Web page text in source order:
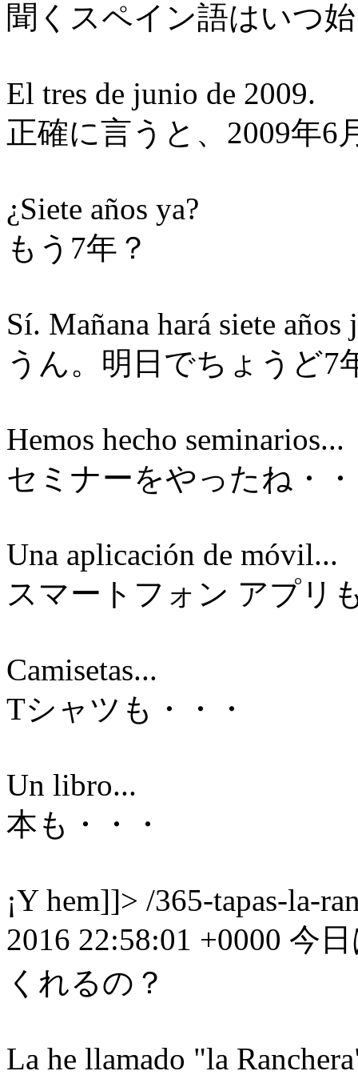
聞くスペイン語はいつ
El tres de junio de 2009.
正確に言うと、2009年6
¿Siete años ya?
もう7年？
Sí. Mañana hará siete años
うん。明日でちょうど7
Hemos hecho seminarios...
セミナーをやったね・
Una aplicación de móvil...
スマートフォン アプリ
Camisetas...
Tシャツも・・・
Un libro...
本も・・・
¡Y hem]]> /365-tapas-la-
2016 22:58:01 +0000 今
くれるの？
La he llamado "la